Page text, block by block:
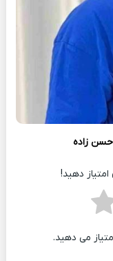
حسن زاده
دهید!
می دهید.